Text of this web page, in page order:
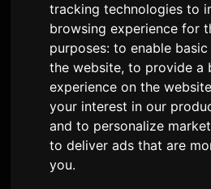
tracking technologies to
browsing experience for
purposes:to enable
the website,to provide a
experience on the website
your interest in our
and to personalize
to deliver ads that are
you.
Hatsune Miku
turneju 'Magical
Autor: Sam 9 juli 2026
2,677 pregleda